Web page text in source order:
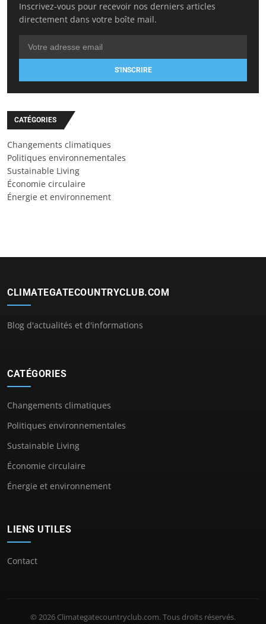
Inscrivez-vous pour recevoir nos derniers articles
directement dans votre boîte mail.
S'INSCRIRE
CATÉGORIES
Changements climatiques
Politiques environnementales
Sustainable Living
Économie circulaire
Énergie et environnement
CLIMATEGATECOUNTRYCLUB.COM
Blog d'actualités et d'informations
CATÉGORIES
Changements climatiques
Politiques environnementales
Sustainable Living
Économie circulaire
Énergie et environnement
LIENS UTILES
Contact
© 2026 Climategatecountryclub.com. Tous droits réservés.